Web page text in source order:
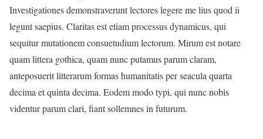
Investigationes demonstraverunt lectores legere me lius quod ii
legunt saepius. Claritas est etiam processus dynamicus, qui
sequitur mutationem consuetudium lectorum. Mirum est notare
quam littera gothica, quam nunc putamus parum claram,
anteposuerit litterarum formas humanitatis per seacula quarta
decima et quinta decima. Eodem modo typi, qui nunc nobis
videntur parum clari, fiant sollemnes in futurum.